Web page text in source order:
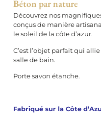
Béton par nature
Découvrez nos
conçus de manière
le soleil de la côte d’azur.
C’est l’objet parfait qui
salle de bain.
Porte savon étanche.
Fabriqué sur la Côte